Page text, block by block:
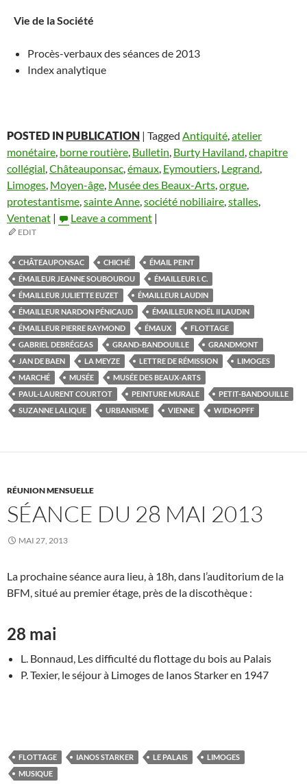
Vie de la Société
Procès-verbaux des séances de 2013
Index analytique
POSTED IN PUBLICATION | Tagged Antiquité atelier
monétaire borne routière Bulletin Burty Haviland chapitre
collégial Châteauponsac émaux Eymoutiers Legrand
Limoges Moyen-âge Musée des Beaux-Arts orgue
protestantisme sainte Anne société nobiliaire stalles
Ventenat | Leave a comment |
EDIT
CHÂTEAUPONSAC CHICHÉ
ÉMAIL PEINT
ÉMAILEUR JEANNE SOUBOUROU
ÉMAILLEUR I. C.
ÉMAILLEUR JULIETTE EUZET
ÉMAILLEUR LAUDIN
ÉMAILLEUR NARDON PÉNICAUD
ÉMAILLEUR NOËL II LAUDIN
ÉMAILLEUR PIERRE RAYMOND
ÉMAUX
FLOTTAGE
GABRIEL DEBRÉGEAS
GRAND-BANDOUILLE
GRANDMONT
JAN DE BAEN
LA MEYZE LETTRE DE RÉMISSION
LIMOGES
MARCHÉ
MUSÉE
MUSÉE DES BEAUX-ARTS
PAUL-LAURENT COURTOT
PEINTURE MURALE
PETIT-BANDOUILLE
SUZANNE LALIQUE
URBANISME VIENNE WIDHOPFF
RÉUNION MENSUELLE
SÉANCE DU 28 MAI 2013
MAI 27, 2013
La prochaine séance aura lieu, à 18h, dans l’auditorium de la
BFM, situé au premier étage, près de la discothèque :
28 mai
L. Bonnaud, Les difficulté du flottage du bois au Palais
P. Texier, le séjour à Limoges de Ianos Starker en 1947
FLOTTAGE IANOS STARKER LE PALAIS
LIMOGES
MUSIQUE